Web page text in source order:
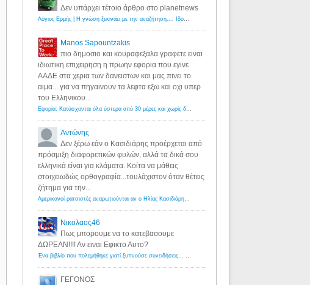
Δεν υπάρχει τέτοιο άρθρο στο planetnews
Λόγιος Ερμής | Η γνώση ξεκινάει με την αναζήτηση...: Ιδού οι 18 που χρωστούν 11 δις ευρώ!
Manos Sapountzakis
πιο δημοσιο και κουραφεξαλα γραφετε ειναι
ιδιωτικη επιχειρηση η πρωην εφορια που εγινε
ΑΑΔΕ στα χερια των δανειστων και μας πινει το
αιμα... για να πηγαινουν τα λεφτα εξω και οχι υπερ
του Ελληνικου...
Εφορία: Κατάσχονται όλα ύστερα από 30 μέρες και χωρίς δικαστικές αποφάσεις - Λόγιος Ερμής
Αντώνης
Δεν ξέρω εάν ο Κασιδιάρης προέρχεται από
πρόσμιξη διαφορετικών φυλών, αλλά τα δικά σου
ελληνικά είναι για κλάματα. Κοίτα να μάθεις
στοιχειωδώς ορθογραφία...τουλάχιστον όταν θέτεις
ζήτημα για την...
Αμερικανοί ρατσιστές αναρωτιούνται αν ο Ηλίας Κασιδιάρης ανήκει στη λευκή φυλή... - Λόγιος Ερμής
Νικολαος46
Πως μπορουμε να το κατεβασουμε
ΔΩΡΕΑΝ!!!! Αν ειναι Εφικτο Αυτο?
Ένα βιβλίο που πολεμήθηκε γιατί ξυπνούσε συνειδήσεις... - Λόγιος Ερμής | Η γνώση ξεκινάει με την αναζήτηση...
ΓΕΓΟΝΟΣ